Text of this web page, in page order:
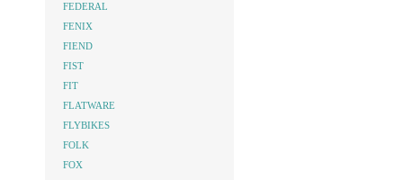
FEDERAL
FENIX
FIEND
FIST
FIT
FLATWARE
FLYBIKES
FOLK
FOX